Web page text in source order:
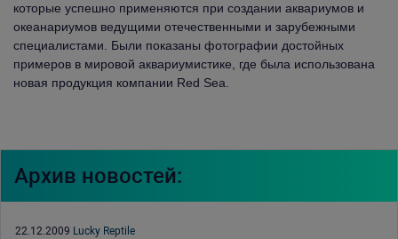
которые успешно применяются при создании аквариумов и
океанариумов ведущими отечественными и зарубежными
специалистами. Были показаны фотографии достойных
примеров в мировой аквариумистике, где была использована
новая продукция компании Red Sea.
Архив новостей:
22.12.2009 Lucky Reptile